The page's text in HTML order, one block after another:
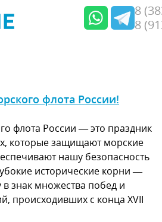
8
8
флота России!
флота России — это праздник
которые защищают морские
нашу безопасность
исторические корни —
в знак множества побед и
происходивших с конца XVII